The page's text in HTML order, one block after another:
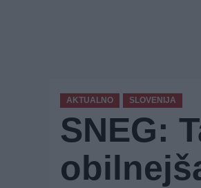
AKTUALNO SLOVENIJA
SNEG: